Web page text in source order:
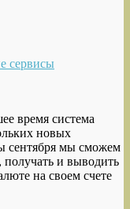
сервисы
время система
новых
сентября мы сможем
получать и выводить
на своем счете